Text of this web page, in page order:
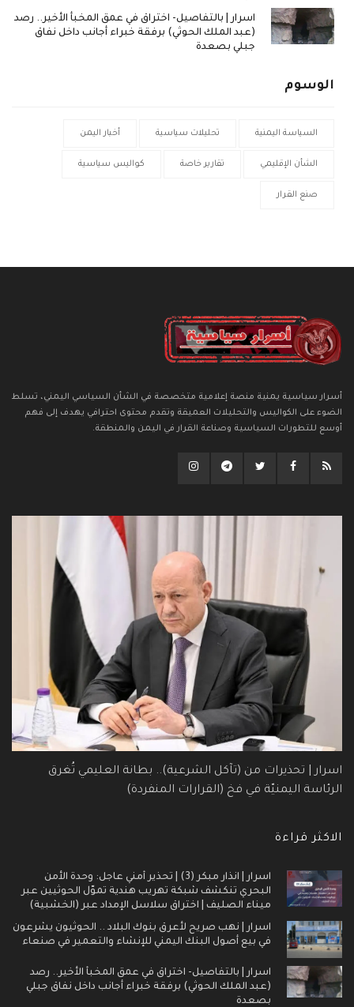
اسرار | بالتفاصيل- اختراق في عمق المخبأ الأخير.. رصد
(عبد الملك الحوثي) برفقة خبراء أجانب داخل نفاق
جبلي بصعدة
الوسوم
السياسة اليمنية تحليلات سياسية أخبار اليمن
الشأن الإقليمي تقارير خاصة كواليس سياسية
صنع القرار
أسرار سياسية يمنية منصة إعلامية متخصصة في الشأن السياسي اليمني، تسلط
الضوء على الكواليس والتحليلات العميقة وتقدم محتوى احترافي يهدف إلى فهم
أوسع للتطورات السياسية وصناعة القرار في اليمن والمنطقة.
اسرار | تحذيرات من (تآكل الشرعية).. بطانة العليمي تُغرق
الرئاسة اليمنيّة في فخ (القرارات المنفردة)
الاكثر قراءة
اسرار | انذار مبكر (3) | تحذير أمني عاجل: وحدة الأمن
البحري تنكشف شبكة تهريب هندية تموّل الحوثيين عبر
ميناء الصليف | اختراق سلاسل الإمداد عبر (الخشبية)
اسرار | نهب صريح لأعرق بنوك البلاد .. الحوثيون يشرعون
في بيع أصول البنك اليمني للإنشاء والتعمير في صنعاء
اسرار | بالتفاصيل- اختراق في عمق المخبأ الأخير.. رصد
(عبد الملك الحوثي) برفقة خبراء أجانب داخل نفاق جبلي
بصعدة